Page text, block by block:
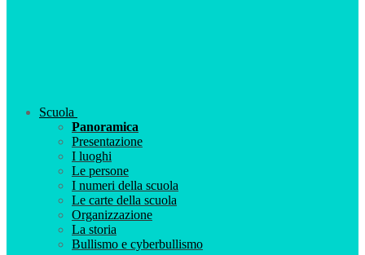
Scuola
Panoramica
Presentazione
I luoghi
Le persone
I numeri della scuola
Le carte della scuola
Organizzazione
La storia
Bullismo e cyberbullismo